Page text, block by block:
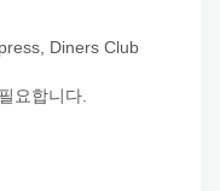
Diners Club
요합니다.